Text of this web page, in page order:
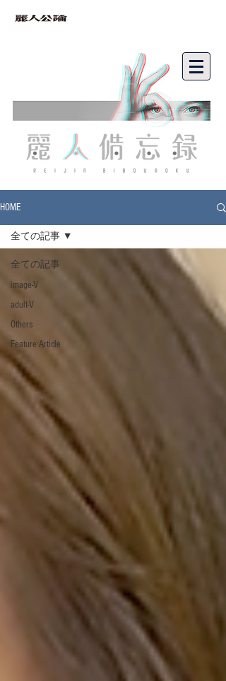
HOME
全ての記事
image-V
adult-V
Others
Feature Article
全ての記事